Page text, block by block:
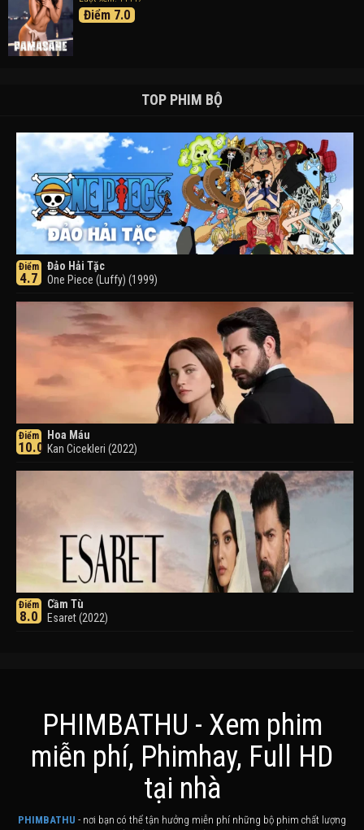
Điểm 7.0
TOP PHIM BỘ
Điểm
4.7
Đảo Hải Tặc
One Piece (Luffy) (1999)
Điểm
10.0
Hoa Máu
Kan Cicekleri (2022)
Điểm
8.0
Cầm Tù
Esaret (2022)
Khuyển Dạ Xoa
PHIMBATHU - Xem phim
miễn phí, Phimhay, Full HD
tại nhà
PHIMBATHU - nơi bạn có thể tận hưởng miễn phí những bộ phim chất lượng